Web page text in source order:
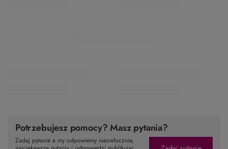
Potrzebujesz pomocy? Masz pytania?
Zadaj pytanie a my odpowiemy niezwłocznie,